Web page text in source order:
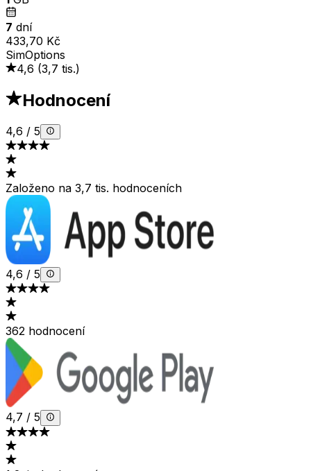
7 dní
433,70 Kč
SimOptions
4,6 (3,7 tis.)
Hodnocení
4,6 / 5
Založeno na 3,7 tis. hodnoceních
4,6 / 5
362 hodnocení
4,7 / 5